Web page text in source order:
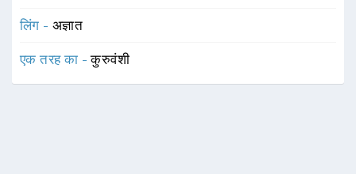
लिंग - अज्ञात
एक तरह का -कुरुवंशी